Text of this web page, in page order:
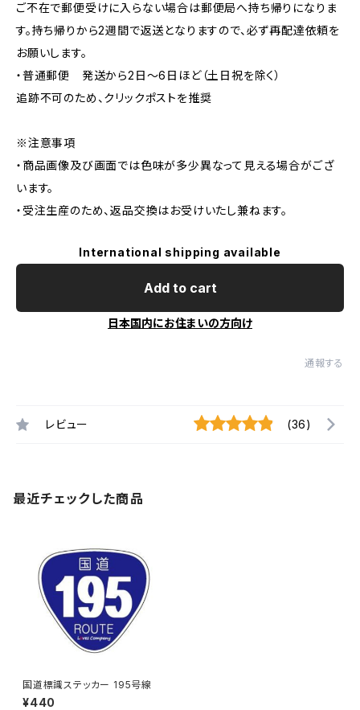
ご不在で郵便受けに入らない場合は郵便局へ持ち帰りになりま
す。持ち帰りから2週間で返送となりますので、必ず再配達依頼を
お願いします。
・普通郵便 発送から2日〜6日ほど（土日祝を除く）
追跡不可のため、クリックポストを推奨
※注意事項
・商品画像及び画面では色味が多少異なって見える場合がござ
います。
・受注生産のため、返品交換はお受けいたし兼ねます。
International shipping available
Add to cart
日本国内にお住まいの方向け
通報する
レビュー (36)
最近チェックした商品
国道標識ステッカー 195号線
¥440